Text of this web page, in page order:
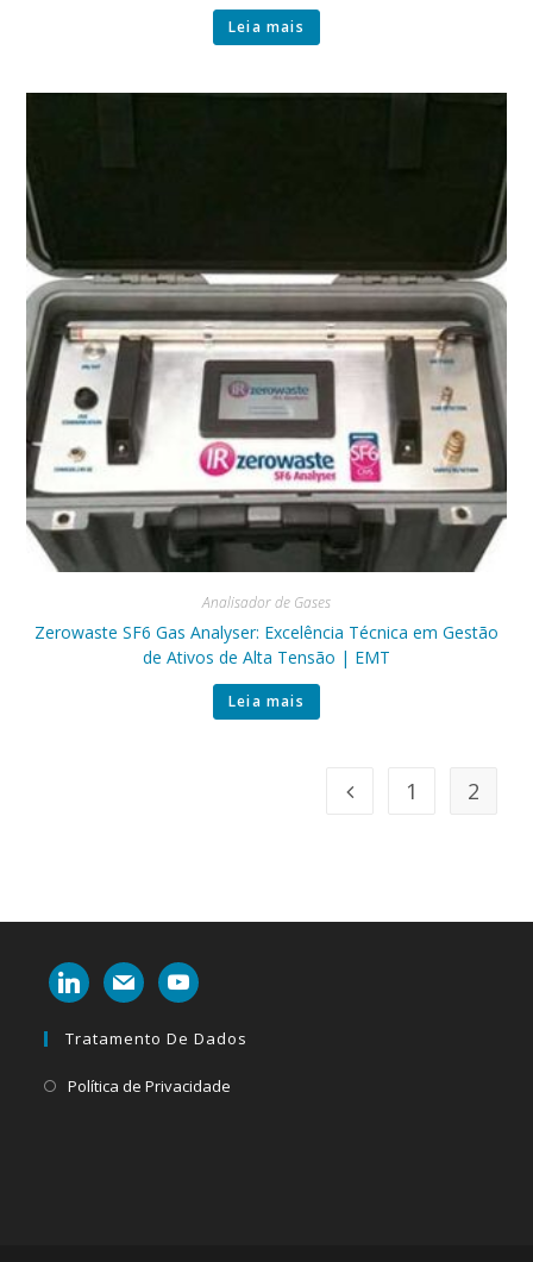
Leia mais
Analisador de Gases
Zerowaste SF6 Gas Analyser: Excelência Técnica em Gestão
de Ativos de Alta Tensão | EMT
Leia mais
1 2
linkedinmail youtube
Tratamento De Dados
Política de Privacidade